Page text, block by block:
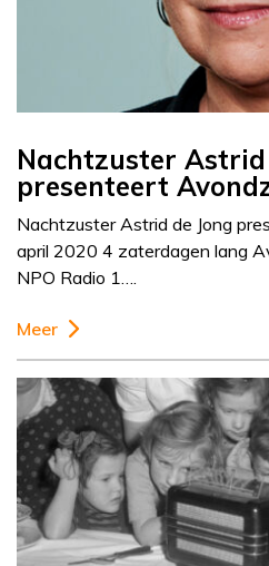
Nachtzuster Astrid
presenteert
Nachtzuster Astrid de Jong
april 2020 4 zaterdagen lang
NPO Radio 1….
Meer